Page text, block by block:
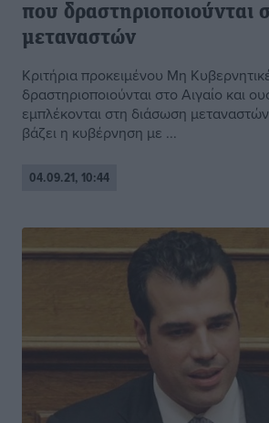
που δραστηριοποιούνται
μεταναστών
Κριτήρια προκειμένου Μη
δραστηριοποιούνται στο Αιγαίο και
εμπλέκονται στη διάσωση
βάζει η κυβέρνηση με ...
04.09.21, 10:44